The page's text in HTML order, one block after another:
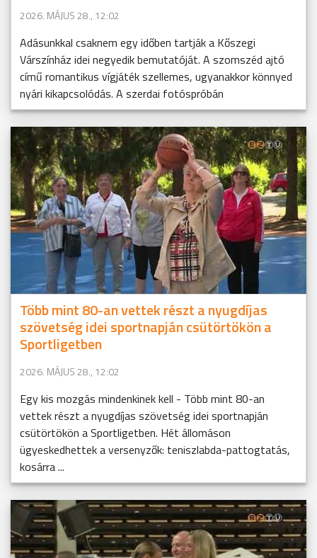
2026. MÁJUS 28., 12:02
Adásunkkal csaknem egy időben tartják a Kőszegi
Várszínház idei negyedik bemutatóját. A szomszéd ajtó
című romantikus vígjáték szellemes, ugyanakkor könnyed
nyári kikapcsolódás. A szerdai fotóspróbán
Több mint 80-an vettek részt a nyugdíjas
szövetség idei sportnapján csütörtökön a
Sportligetben
2026. MÁJUS 28., 12:02
Egy kis mozgás mindenkinek kell - Több mint 80-an
vettek részt a nyugdíjas szövetség idei sportnapján
csütörtökön a Sportligetben. Hét állomáson
ügyeskedhettek a versenyzők: teniszlabda-pattogtatás,
kosárra ...